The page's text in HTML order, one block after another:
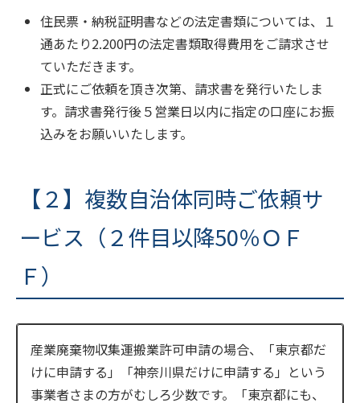
住民票・納税証明書などの法定書類については、１
通あたり2.200円の法定書類取得費用をご請求させ
ていただきます。
正式にご依頼を頂き次第、請求書を発行いたしま
す。請求書発行後５営業日以内に指定の口座にお振
込みをお願いいたします。
【２】複数自治体同時ご依頼サ
ービス（２件目以降50％ＯＦ
Ｆ）
産業廃棄物収集運搬業許可申請の場合、「東京都だ
けに申請する」「神奈川県だけに申請する」という
事業者さまの方がむしろ少数です。「東京都にも、